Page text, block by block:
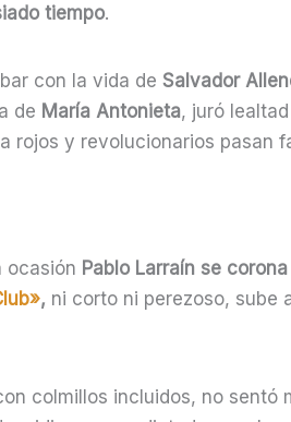
tiempo.
con la vida de Salvador
de María Antonieta, juró
rojos y revolucionarios pasan
ocasión Pablo Larraín se
, ni corto ni perezoso, sube
colmillos incluidos, no sentó